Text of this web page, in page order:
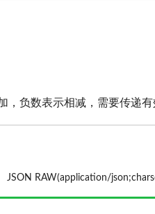
，负数表示相减，需要传递
JSON RAW(application/